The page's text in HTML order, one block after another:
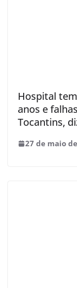
Hospital
anos e
Tocantins,
27 de maio